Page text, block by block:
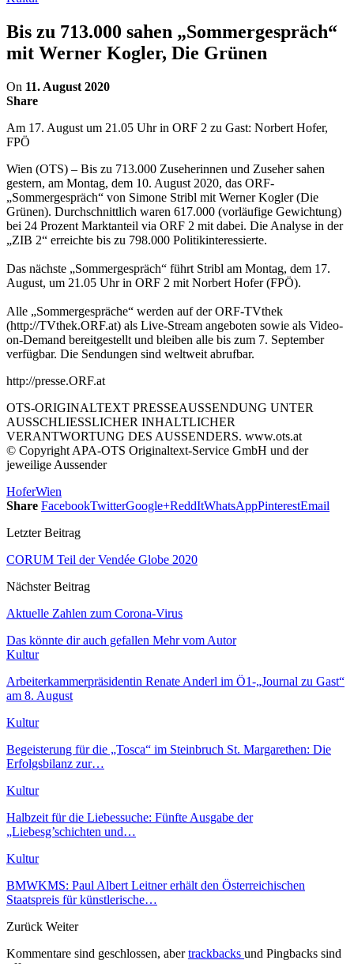
Bis zu 713.000 sahen „Sommergespräch“
mit Werner Kogler, Die Grünen
On 11. August 2020
Share
Am 17. August um 21.05 Uhr in ORF 2 zu Gast: Norbert Hofer,
FPÖ
Wien (OTS) – Bis zu 713.000 Zuseherinnen und Zuseher sahen
gestern, am Montag, dem 10. August 2020, das ORF-
„Sommergespräch“ von Simone Stribl mit Werner Kogler (Die
Grünen). Durchschnittlich waren 617.000 (vorläufige Gewichtung)
bei 24 Prozent Marktanteil via ORF 2 mit dabei. Die Analyse in der
„ZIB 2“ erreichte bis zu 798.000 Politikinteressierte.
Das nächste „Sommergespräch“ führt Stribl am Montag, dem 17.
August, um 21.05 Uhr in ORF 2 mit Norbert Hofer (FPÖ).
Alle „Sommergespräche“ werden auf der ORF-TVthek
(http://TVthek.ORF.at) als Live-Stream angeboten sowie als Video-
on-Demand bereitgestellt und bleiben alle bis zum 7. September
verfügbar. Die Sendungen sind weltweit abrufbar.
http://presse.ORF.at
OTS-ORIGINALTEXT PRESSEAUSSENDUNG UNTER
AUSSCHLIESSLICHER INHALTLICHER
VERANTWORTUNG DES AUSSENDERS. www.ots.at
© Copyright APA-OTS Originaltext-Service GmbH und der
jeweilige Aussender
HoferWien
Share FacebookTwitterGoogle+ReddItWhatsAppPinterestEmail
Letzter Beitrag
CORUM Teil der Vendée Globe 2020
Nächster Beitrag
Aktuelle Zahlen zum Corona-Virus
Das könnte dir auch gefallen Mehr vom Autor
Kultur
Arbeiterkammerpräsidentin Renate Anderl im Ö1-„Journal zu Gast“
am 8. August
Kultur
Begeisterung für die „Tosca“ im Steinbruch St. Margarethen: Die
Erfolgsbilanz zur…
Kultur
Halbzeit für die Liebessuche: Fünfte Ausgabe der
„Liebesg’schichten und…
Kultur
BMWKMS: Paul Albert Leitner erhält den Österreichischen
Staatspreis für künstlerische…
Zurück Weiter
Kommentare sind geschlossen, abertrackbacks und Pingbacks sind